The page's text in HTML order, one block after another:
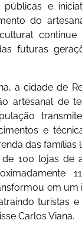
e
do
futuras
a cidade de
artesanal de
e
das famílias
100 lojas de
em
turistas
Carlos Viana.